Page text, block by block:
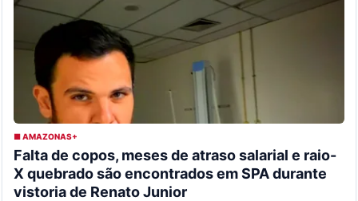
■ AMAZONAS+
Falta de copos, meses de atraso salarial e raio-
X quebrado são encontrados em SPA durante
vistoria de Renato Junior